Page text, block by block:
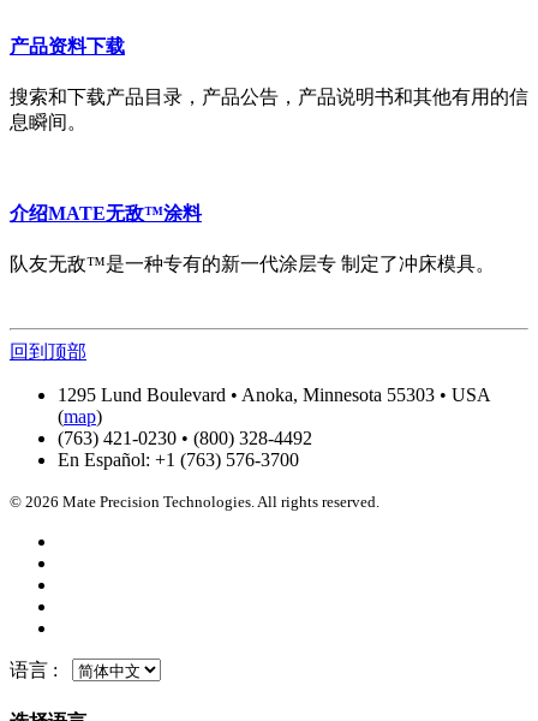
产品资料下载
搜索和下载产品目录，产品公告，产品说明书和其他有用的信
息瞬间。
介绍MATE无敌™涂料
队友无敌™是一种专有的新一代涂层专 制定了冲床模具。
回到顶部
1295 Lund Boulevard • Anoka, Minnesota 55303 • USA
(map)
(763) 421-0230 • (800) 328-4492
En Español: +1 (763) 576-3700
© 2026 Mate Precision Technologies. All rights reserved.
语言 :